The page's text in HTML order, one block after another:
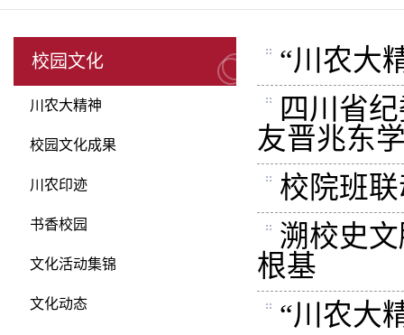
校园文化
川农大精神
校园文化成果
川农印迹
书香校园
文化活动集锦
文化动态
“川农大
四川省
友晋兆东
校院班
溯校史
根基
“川农大